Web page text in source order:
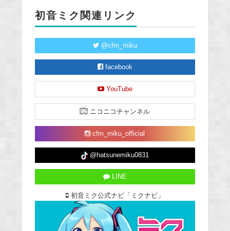
初音ミク関連リンク
@cfm_miku
facebook
YouTube
ニコニコチャンネル
cfm_miku_official
@hatsunemiku0831
LINE
初音ミク公式ナビ「ミクナビ」